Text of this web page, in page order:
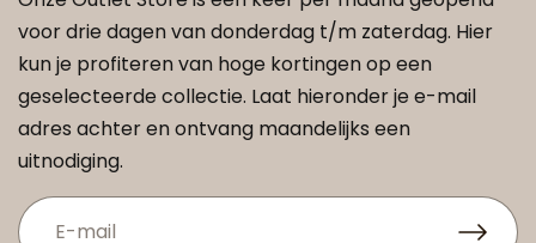
voor drie dagen van donderdag t/m zaterdag. Hier
kun je profiteren van hoge kortingen op een
geselecteerde collectie. Laat hieronder je e-mail
adres achter en ontvang maandelijks een
uitnodiging.